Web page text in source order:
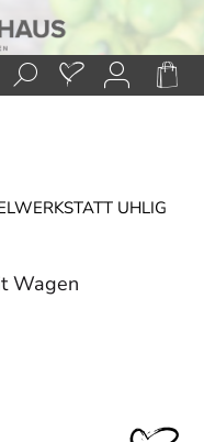
UHLIG
Wagen